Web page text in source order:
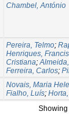
Chambel, António
Pereira, Telmo;
Henriques,
Cristiana;
Ferreira, Carlos;
Novais, Maria
Fialho, Luís;
Showing